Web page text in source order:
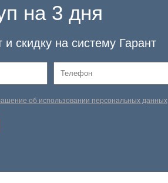
на 3 дня
скидку на систему Гарант
об использовании персональных данных